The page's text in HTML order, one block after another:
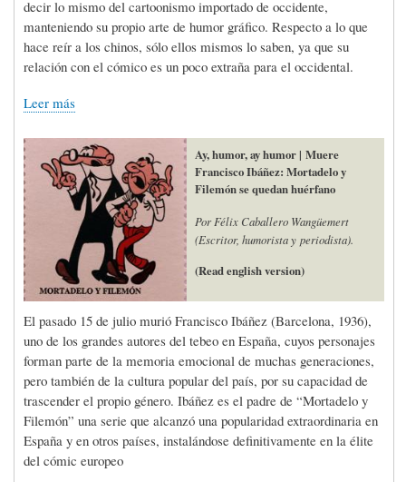
decir lo mismo del cartoonismo importado de occidente,
manteniendo su propio arte de humor gráfico. Respecto a lo que
hace reír a los chinos, sólo ellos mismos lo saben, ya que su
relación con el cómico es un poco extraña para el occidental.
Leer más
Ay, humor, ay humor | Muere
Francisco Ibáñez: Mortadelo y
Filemón se quedan huérfano
Por Félix Caballero Wangüemert
(Escritor, humorista y periodista).
(Read english version)
El pasado 15 de julio murió Francisco Ibáñez (Barcelona, 1936),
uno de los grandes autores del tebeo en España, cuyos personajes
forman parte de la memoria emocional de muchas generaciones,
pero también de la cultura popular del país, por su capacidad de
trascender el propio género. Ibáñez es el padre de “Mortadelo y
Filemón” una serie que alcanzó una popularidad extraordinaria en
España y en otros países, instalándose definitivamente en la élite
del cómic europeo